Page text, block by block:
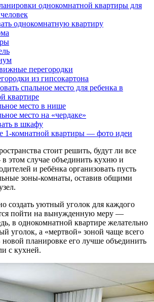
однокомнатной квартиры для
однокомнатную квартиру
перегородки
из гипсокартона
спальное место для ребенка в
квартире
место в нише
место на «чердаке»
в шкафу
1-комнатной квартиры — фото идеи
стоит решить, будут ли все
этом случае объединить кухню и
и ребёнка организовать пусть
зоны-комнаты, оставив общими
создать уютный уголок для каждого
пойти на вынужденную меру —
в однокомнатной квартире желательно
уголок, а «мертвой» зоной чаще всего
новой планировке его лучше объединить
с кухней.